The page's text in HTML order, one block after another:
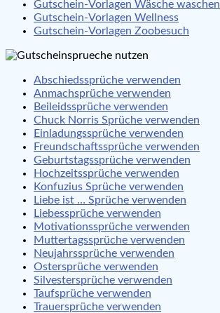
Gutschein-Vorlagen Wäsche waschen
Gutschein-Vorlagen Wellness
Gutschein-Vorlagen Zoobesuch
Abschiedssprüche verwenden
Anmachsprüche verwenden
Beileidssprüche verwenden
Chuck Norris Sprüche verwenden
Einladungssprüche verwenden
Freundschaftssprüche verwenden
Geburtstagssprüche verwenden
Hochzeitssprüche verwenden
Konfuzius Sprüche verwenden
Liebe ist … Sprüche verwenden
Liebessprüche verwenden
Motivationssprüche verwenden
Muttertagssprüche verwenden
Neujahrssprüche verwenden
Ostersprüche verwenden
Silvestersprüche verwenden
Taufsprüche verwenden
Trauersprüche verwenden